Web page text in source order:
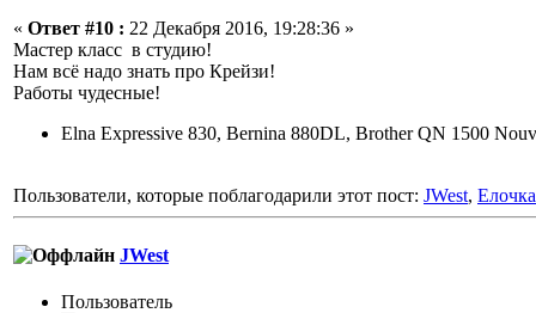
« Ответ #10 : 22 Декабря 2016, 19:28:36 »
Мастер класс в студию!
Нам всё надо знать про Крейзи!
Работы чудесные!
Elna Expressive 830, Bernina 880DL, Brother QN 1500
Пользователи, которые поблагодарили этот пост: JWest,
JWest
Пользовaтeль